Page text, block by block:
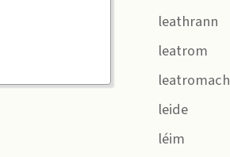
leathrann
leatrom
leatromach
leide
léim